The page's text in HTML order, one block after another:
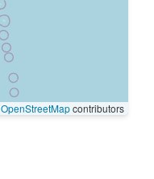
OpenStreetMapcontributors